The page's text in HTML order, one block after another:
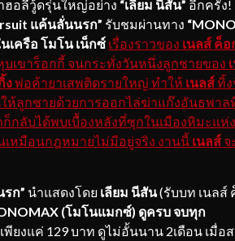
ฮอลีวู้ดรุ่นใหญ่อย่าง “เลียม นีสัน” อีกครั้ง!
แค้นลั่นนรก” รับชมผ่านทาง “
เครือ โมโน เน็กซ์ เรื่องราวของ เนลส์ ค็
ขาร็อกกี้ จนกระทั่งวันหนึ่งลูกชายของ
งพ่อค้ายาเสพติดรายใหญ่ ทำให้ เนลส์ทิ้ง
ห้ลูกชายด้วยการออกไล่ฆ่าแก๊งอันธพา
ก็กลับได้พบเบื้องหลังที่ซุกในเมืองหิมะแห่
เหมือนกฎหมายไม่มีอยู่จริง งานนี้ เนลส์ จ
รก” นำแสดงโดย เลียม นีสัน(รับบท เนลส์
(โมโนแมกซ์) ดูครบ จบทุก
ยงแค่ 129 บาท ดูไม่อั้นนาน 2เดือน เมื่อ